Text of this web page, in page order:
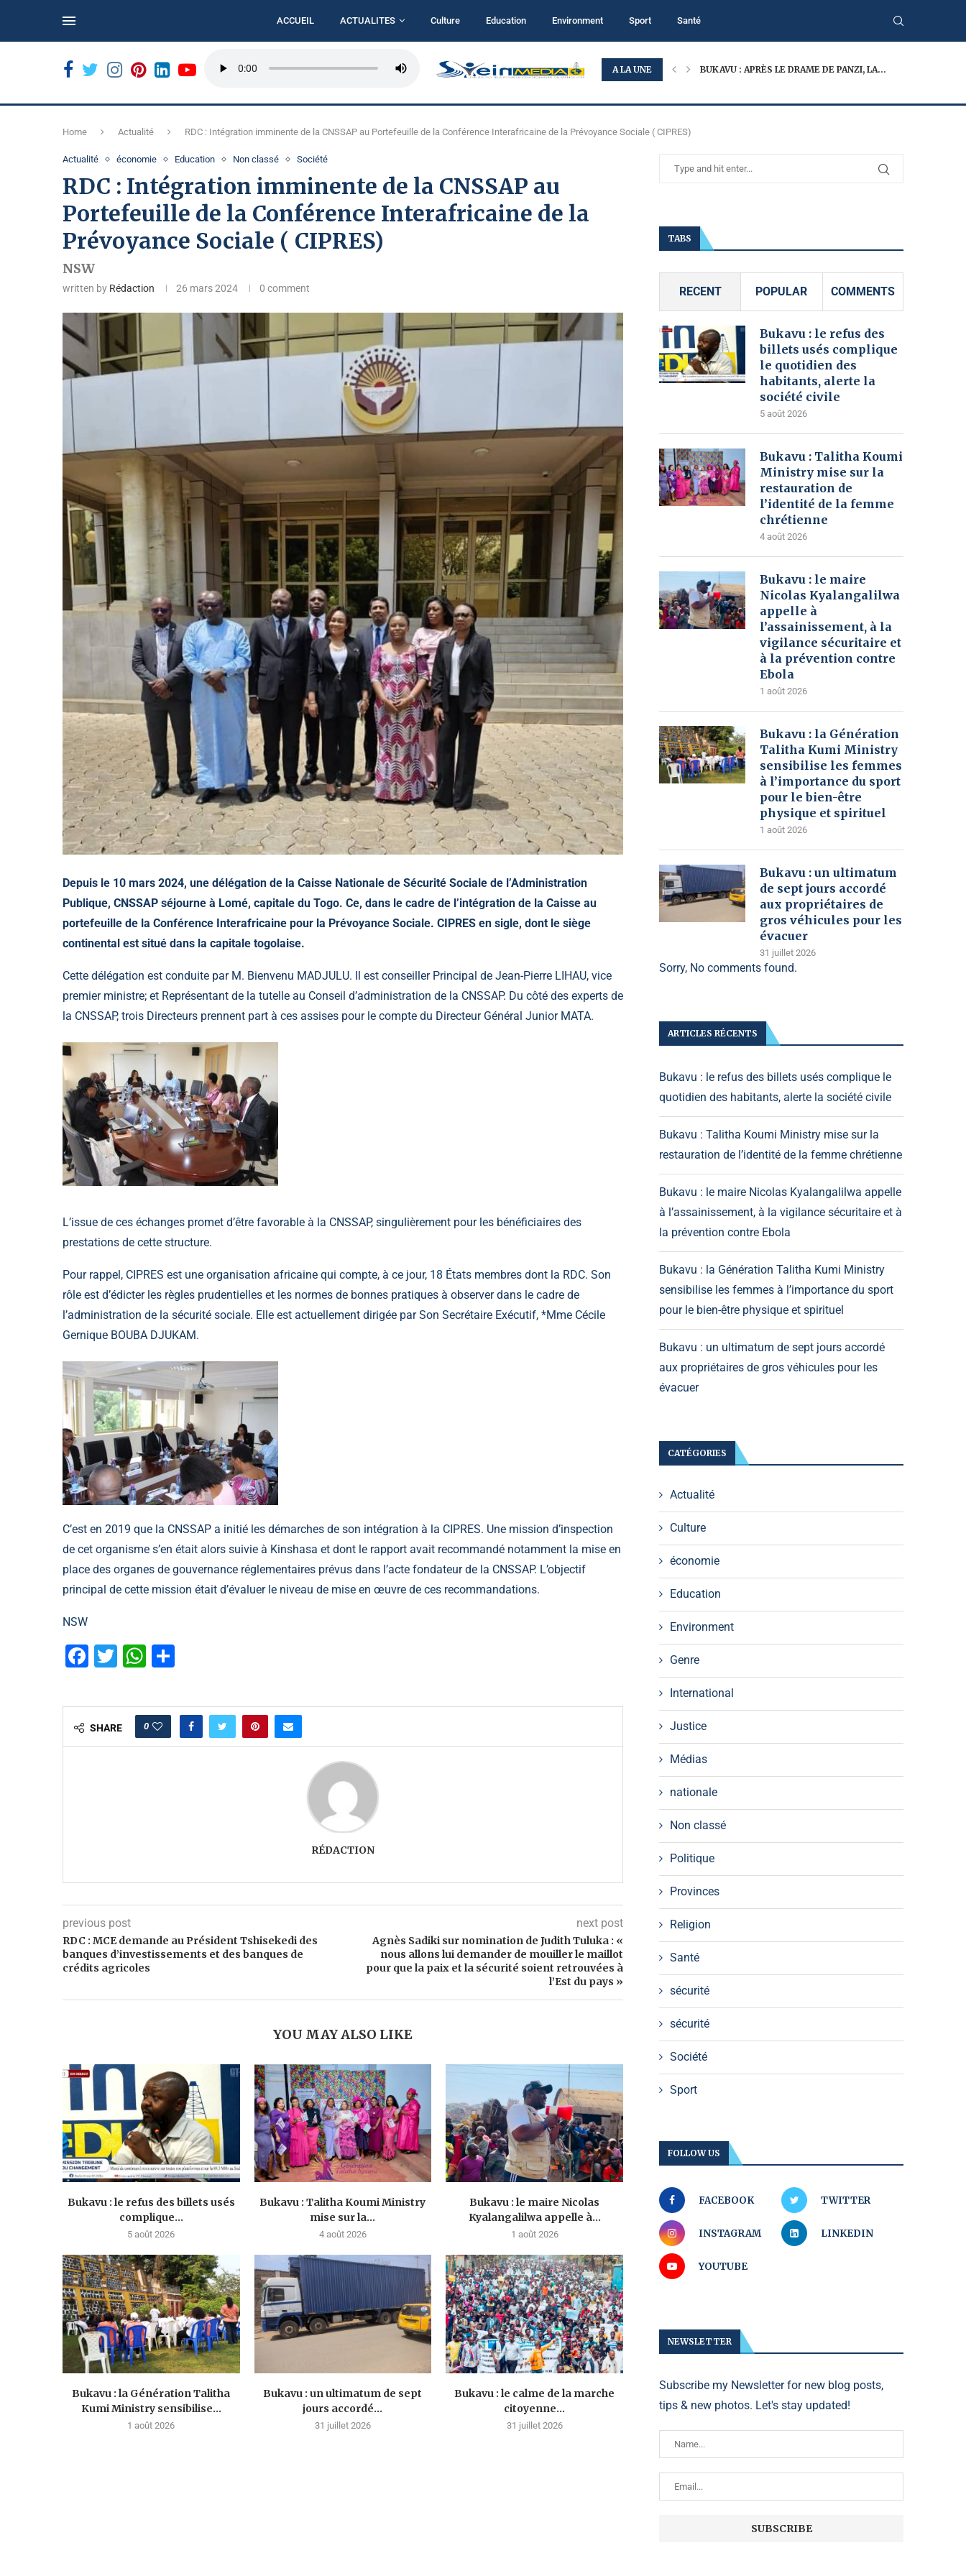
ACCUEIL ACTUALITES Culture Education Environment Sport Santé
A LA UNE
BUKAVU : LE CALME DE LA MARCHE CITOYENNE... RDC : L’AFC/M23 ACCUSE LE RÉGIME DE KINSHASA... BUKAVU : APRÈS LE DRAME DE PANZI, LA...
Home Actualité RDC : Intégration imminente de la CNSSAP au Portefeuille de la Conférence Interafricaine de la Prévoyance Sociale ( CIPRES)
Actualité économie Education Non classé Société
RDC : Intégration imminente de la CNSSAP au
Portefeuille de la Conférence Interafricaine de la
Prévoyance Sociale ( CIPRES)
NSW
written by Rédaction 26 mars 2024 0 comment
Depuis le 10 mars 2024, une délégation de la Caisse Nationale de Sécurité Sociale de l’Administration
Publique, CNSSAP séjourne à Lomé, capitale du Togo. Ce, dans le cadre de l’intégration de la Caisse au
portefeuille de la Conférence Interafricaine pour la Prévoyance Sociale. CIPRES en sigle, dont le siège
continental est situé dans la capitale togolaise.
Cette délégation est conduite par M. Bienvenu MADJULU. Il est conseiller Principal de Jean-Pierre LIHAU, vice
premier ministre; et Représentant de la tutelle au Conseil d’administration de la CNSSAP. Du côté des experts de
la CNSSAP, trois Directeurs prennent part à ces assises pour le compte du Directeur Général Junior MATA.
L’issue de ces échanges promet d’être favorable à la CNSSAP, singulièrement pour les bénéficiaires des
prestations de cette structure.
Pour rappel, CIPRES est une organisation africaine qui compte, à ce jour, 18 États membres dont la RDC. Son
rôle est d’édicter les règles prudentielles et les normes de bonnes pratiques à observer dans le cadre de
l’administration de la sécurité sociale. Elle est actuellement dirigée par Son Secrétaire Exécutif, *Mme Cécile
Gernique BOUBA DJUKAM.
C’est en 2019 que la CNSSAP a initié les démarches de son intégration à la CIPRES. Une mission d’inspection
de cet organisme s’en était alors suivie à Kinshasa et dont le rapport avait recommandé notamment la mise en
place des organes de gouvernance réglementaires prévus dans l’acte fondateur de la CNSSAP. L’objectif
principal de cette mission était d’évaluer le niveau de mise en œuvre de ces recommandations.
NSW
Facebook
TwitterWhatsApp
SHARE 0
RÉDACTION
previous post
RDC : MCE demande au Président Tshisekedi des
banques d’investissements et des banques de
crédits agricoles
next post
Agnès Sadiki sur nomination de Judith Tuluka : «
nous allons lui demander de mouiller le maillot
pour que la paix et la sécurité soient retrouvées à
l’Est du pays »
YOU MAY ALSO LIKE
Bukavu : le refus des billets usés
complique...
5 août 2026
Bukavu : Talitha Koumi Ministry
mise sur la...
4 août 2026
Bukavu : le maire Nicolas
Kyalangalilwa appelle à...
1 août 2026
Bukavu : la Génération Talitha
Kumi Ministry sensibilise...
1 août 2026
Bukavu : un ultimatum de sept
jours accordé...
31 juillet 2026
Bukavu : le calme de la marche
citoyenne...
31 juillet 2026
TABS
RECENT POPULAR COMMENTS
Bukavu : le refus des
billets usés complique
le quotidien des
habitants, alerte la
société civile
5 août 2026
Bukavu : Talitha Koumi
Ministry mise sur la
restauration de
l’identité de la femme
chrétienne
4 août 2026
Bukavu : le maire
Nicolas Kyalangalilwa
appelle à
l’assainissement, à la
vigilance sécuritaire et
à la prévention contre
Ebola
1 août 2026
Bukavu : la Génération
Talitha Kumi Ministry
sensibilise les femmes
à l’importance du sport
pour le bien-être
physique et spirituel
1 août 2026
Bukavu : un ultimatum
de sept jours accordé
aux propriétaires de
gros véhicules pour les
évacuer
31 juillet 2026
Sorry, No comments found.
ARTICLES RÉCENTS
Bukavu : le refus des billets usés complique le
quotidien des habitants, alerte la société civile
Bukavu : Talitha Koumi Ministry mise sur la
restauration de l’identité de la femme chrétienne
Bukavu : le maire Nicolas Kyalangalilwa appelle
à l’assainissement, à la vigilance sécuritaire et à
la prévention contre Ebola
Bukavu : la Génération Talitha Kumi Ministry
sensibilise les femmes à l’importance du sport
pour le bien-être physique et spirituel
Bukavu : un ultimatum de sept jours accordé
aux propriétaires de gros véhicules pour les
évacuer
CATÉGORIES
Actualité
Culture
économie
Education
Environment
Genre
International
Justice
Médias
nationale
Non classé
Politique
Provinces
Religion
Santé
sécurité
sécurité
Société
Sport
FOLLOW US
FACEBOOK TWITTER
INSTAGRAM LINKEDIN
YOUTUBE
NEWSLETTER
Subscribe my Newsletter for new blog posts,
tips & new photos. Let's stay updated!